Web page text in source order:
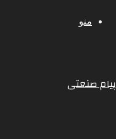
منو
پیام صنعتی